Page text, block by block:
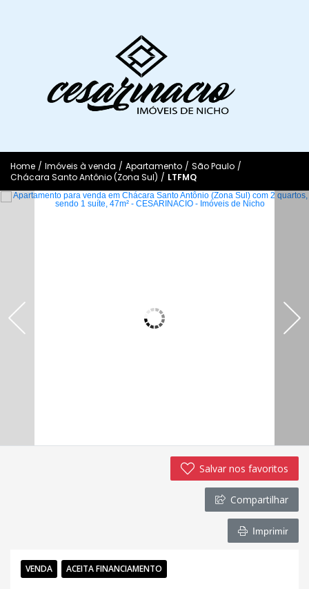
Home / Imóveis à venda / Apartamento / São Paulo /
Chácara Santo Antônio (Zona Sul) / LTFMQ
Salvar nos favoritos
Compartilhar
Imprimir
VENDA ACEITA FINANCIAMENTO